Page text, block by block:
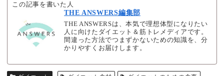
この記事を書いた人
THE ANSWERS編集部
THE ANSWERSは、本気で理想体型になりたい
人に向けたダイエット＆筋トレメディアです。
間違った方法でつまずかないための知識を、分
かりやすくお届けします。